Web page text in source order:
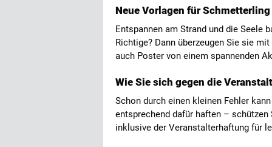
Neue Vorlagen für
Entspannen am Strand und die Seele
Richtige? Dann überzeugen Sie sie
auch Poster von einem spannenden
Wie Sie sich gegen die
Schon durch einen kleinen Fehler
entsprechend dafür haften –
inklusive der Veranstalterhaftung für